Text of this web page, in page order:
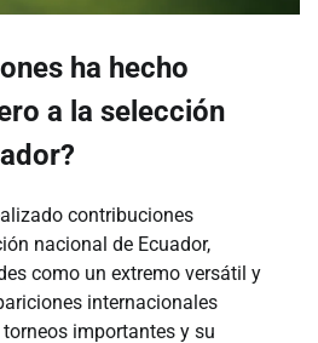
ha hecho
a la selección
contribuciones
nacional de Ecuador,
como un extremo versátil y
internacionales
importantes y su